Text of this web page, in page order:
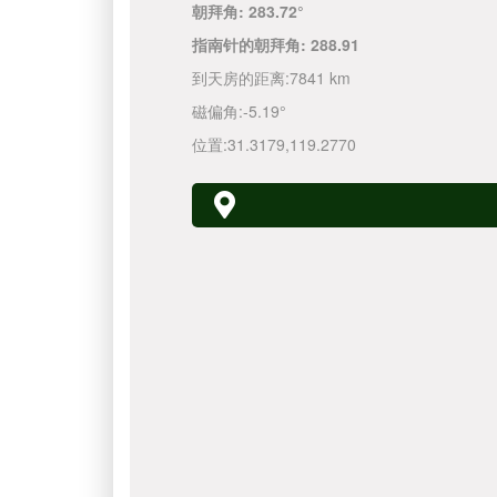
朝拜角: 283.72°
指南针的朝拜角: 288.91
到天房的距离:7841 km
磁偏角:-5.19°
位置:31.3179,119.2770